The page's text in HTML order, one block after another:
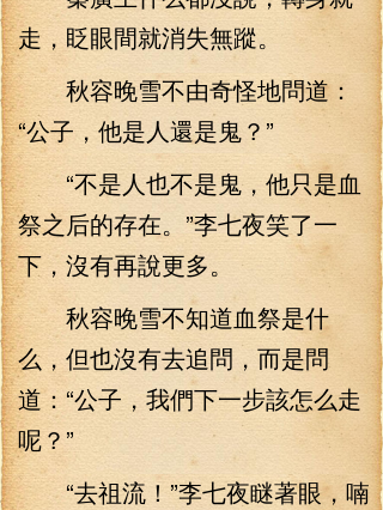
走，眨眼間就消失無蹤。
秋容晚雪不由奇怪地問道：
“公子，他是人還是鬼？”
“不是人也不是鬼，他只是血
祭之后的存在。”李七夜笑了一
下，沒有再說更多。
秋容晚雪不知道血祭是什
么，但也沒有去追問，而是問
道：“公子，我們下一步該怎么走
呢？”
“去祖流！”李七夜瞇著眼，喃